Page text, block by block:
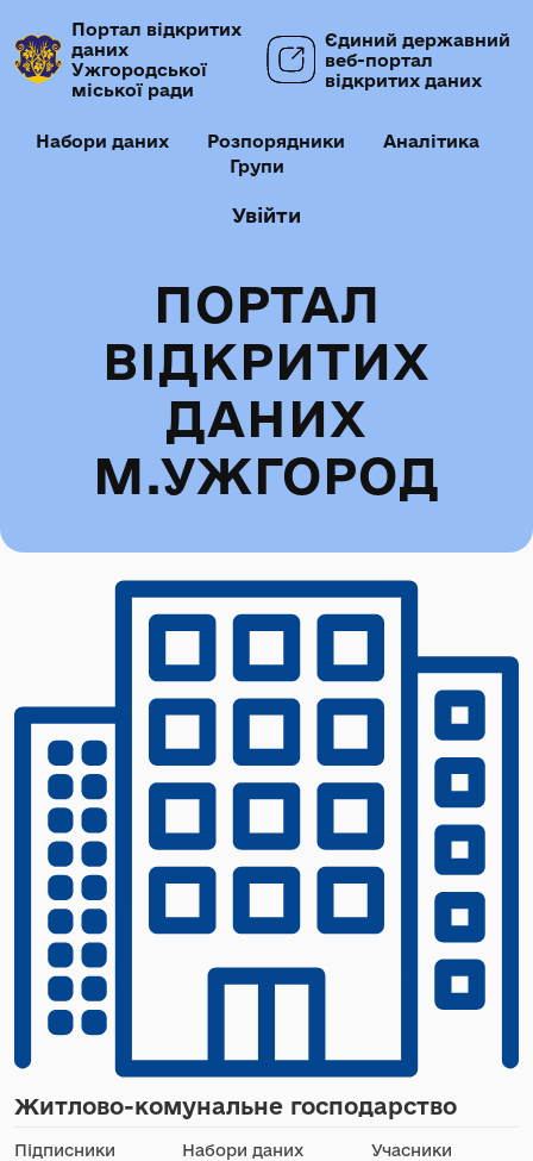
Портал відкритих
даних
Ужгородської
міської ради
Єдиний державний
веб-портал
відкритих даних
Набори даних Розпорядники
Аналітика
Групи
Увійти
ПОРТАЛ
ВІДКРИТИХ
ДАНИХ
М.УЖГОРОД
Житлово-комунальне господарство
Підписники Набори даних Учасники